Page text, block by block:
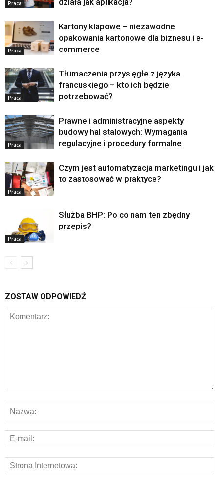
Praca
Praca
Kartony klapowe – niezawodne
opakowania kartonowe dla biznesu i e-
commerce
Praca
Tłumaczenia przysięgłe z języka
francuskiego – kto ich będzie
potrzebować?
Praca
Prawne i administracyjne aspekty
budowy hal stalowych: Wymagania
regulacyjne i procedury formalne
Praca
Czym jest automatyzacja marketingu i jak
to zastosować w praktyce?
Praca
Służba BHP: Po co nam ten zbędny
przepis?
ZOSTAW ODPOWIEDŹ